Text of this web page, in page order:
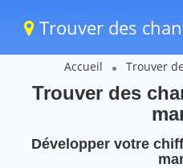
Trouver des
Accueil Trouver
Trouver des
Développer votre